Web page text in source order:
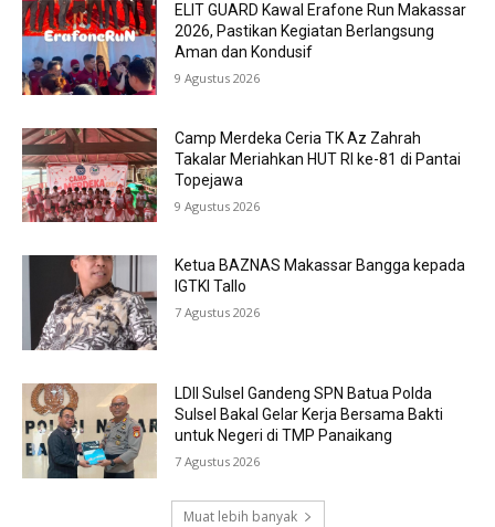
ELIT GUARD Kawal Erafone Run Makassar
2026, Pastikan Kegiatan Berlangsung
Aman dan Kondusif
9 Agustus 2026
Camp Merdeka Ceria TK Az Zahrah
Takalar Meriahkan HUT RI ke-81 di Pantai
Topejawa
9 Agustus 2026
Ketua BAZNAS Makassar Bangga kepada
IGTKI Tallo
7 Agustus 2026
LDII Sulsel Gandeng SPN Batua Polda
Sulsel Bakal Gelar Kerja Bersama Bakti
untuk Negeri di TMP Panaikang
7 Agustus 2026
Muat lebih banyak